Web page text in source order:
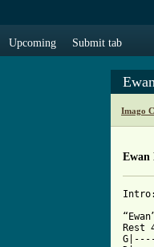
Upcoming Submit tab
Imago
Ewan